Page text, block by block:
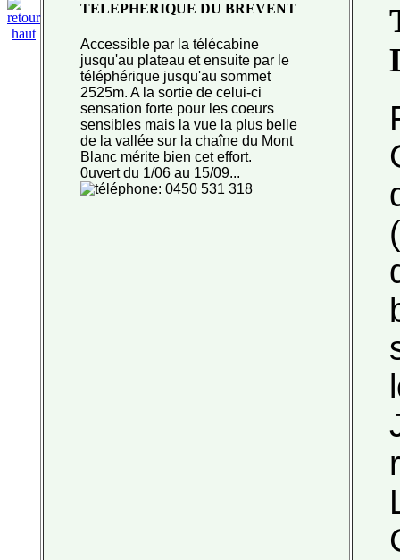
TELEPHERIQUE DU BREVENT
Accessible par la télécabine
jusqu'au plateau et ensuite par le
téléphérique jusqu'au sommet
2525m. A la sortie de celui-ci
sensation forte pour les coeurs
sensibles mais la vue la plus belle
de la vallée sur la chaîne du Mont
Blanc mérite bien cet effort.
0uvert du 1/06 au 15/09...
: 0450 531 318